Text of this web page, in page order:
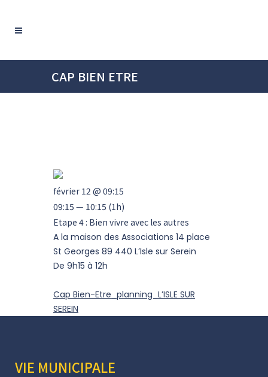
CAP BIEN ETRE
Etape 4 : Bien vivre avec les autres
A la maison des Associations 14 place
St Georges 89 440 L’Isle sur Serein
De 9h15 à 12h
Cap Bien-Etre_planning_L’ISLE SUR
SEREIN
février 12 @ 09:15
09:15 — 10:15 (1h)
VIE MUNICIPALE